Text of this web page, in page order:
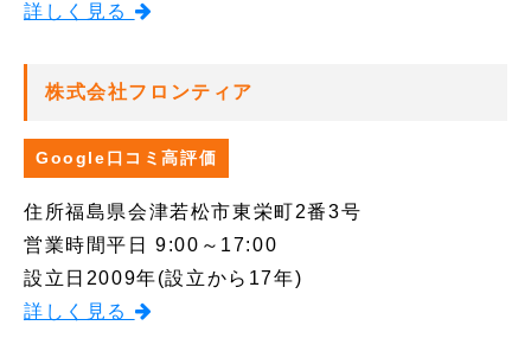
詳しく見る
株式会社フロンティア
Google口コミ高評価
住所福島県会津若松市東栄町2番3号
営業時間平日 9:00～17:00
設立日 2009年(設立から17年)
詳しく見る